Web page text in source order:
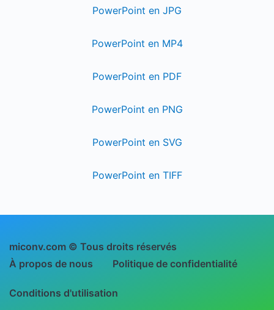
PowerPoint en JPG
PowerPoint en MP4
PowerPoint en PDF
PowerPoint en PNG
PowerPoint en SVG
PowerPoint en TIFF
miconv.com © Tous droits réservés
À propos de nous
Politique de confidentialité
Conditions d'utilisation